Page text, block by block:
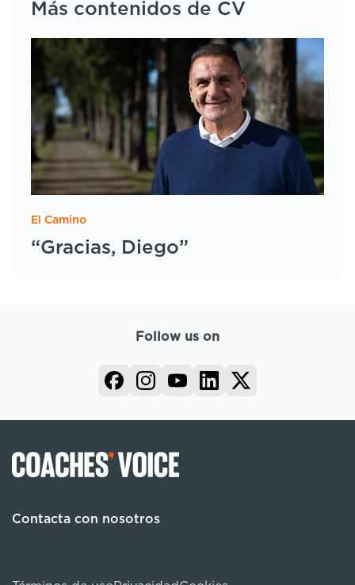
Más contenidos de CV
El Camino
“Gracias, Diego”
Follow us on
Contacta con nosotros